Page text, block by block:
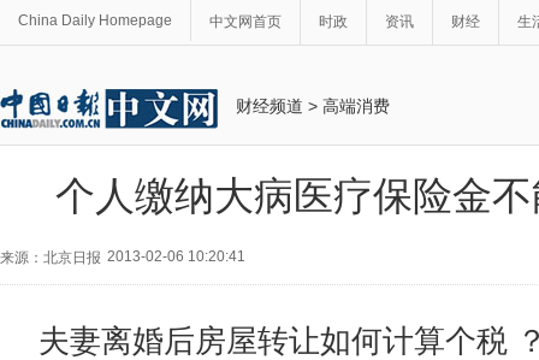
China Daily Homepage 中文网首页 时政 资讯 财经 生
财经频道 > 高端消费
个人缴纳大病医疗保险金
来源：北京日报 2013-02-06 10:20:41
夫妻离婚后房屋转让如何计算个税